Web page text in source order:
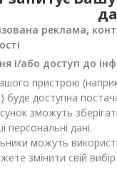
реклама,
і/або доступ до
пристрою
буде доступна
зможуть
дані.
можуть
змінити свій